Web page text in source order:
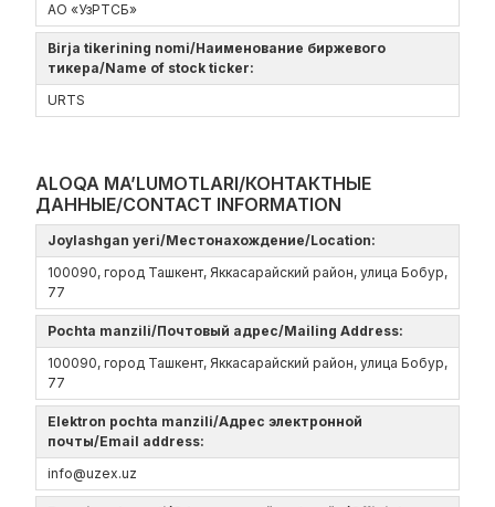
АО «УзРТСБ»
Birja tikerining nomi/Наименование биржевого
тикера/Name of stock ticker:
URTS
ALOQA MA’LUMOTLARI/КОНТАКТНЫЕ
ДАННЫЕ/CONTACT INFORMATION
Joylashgan yeri/Местонахождение/Location:
100090, город Ташкент, Яккасарайский район, улица Бобур,
77
Pochta manzili/Почтовый адрес/Mailing Address:
100090, город Ташкент, Яккасарайский район, улица Бобур,
77
Elektron pochta manzili/Адрес электронной
почты/Email address:
info@uzex.uz